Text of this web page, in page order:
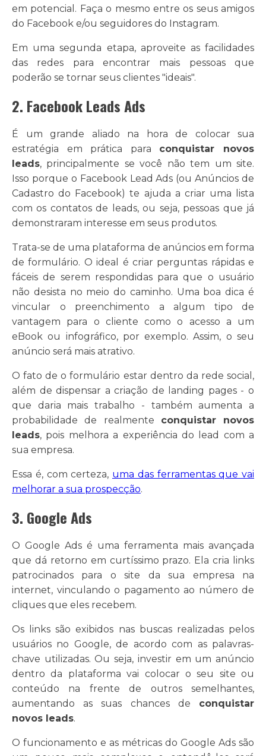
em potencial. Faça o mesmo entre os seus amigos
do Facebook e/ou seguidores do Instagram.
Em uma segunda etapa, aproveite as facilidades
das redes para encontrar mais pessoas que
poderão se tornar seus clientes "ideais".
2. Facebook Leads Ads
É um grande aliado na hora de colocar sua
estratégia em prática para conquistar novos
leads, principalmente se você não tem um site.
Isso porque o Facebook Lead Ads (ou Anúncios de
Cadastro do Facebook) te ajuda a criar uma lista
com os contatos de leads, ou seja, pessoas que já
demonstraram interesse em seus produtos.
Trata-se de uma plataforma de anúncios em forma
de formulário. O ideal é criar perguntas rápidas e
fáceis de serem respondidas para que o usuário
não desista no meio do caminho. Uma boa dica é
vincular o preenchimento a algum tipo de
vantagem para o cliente como o acesso a um
eBook ou infográfico, por exemplo. Assim, o seu
anúncio será mais atrativo.
O fato de o formulário estar dentro da rede social,
além de dispensar a criação de landing pages - o
que daria mais trabalho - também aumenta a
probabilidade de realmente conquistar novos
leads, pois melhora a experiência do lead com a
sua empresa.
Essa é, com certeza, uma das ferramentas que vai
melhorar a sua prospecção.
3. Google Ads
O Google Ads é uma ferramenta mais avançada
que dá retorno em curtíssimo prazo. Ela cria links
patrocinados para o site da sua empresa na
internet, vinculando o pagamento ao número de
cliques que eles recebem.
Os links são exibidos nas buscas realizadas pelos
usuários no Google, de acordo com as palavras-
chave utilizadas. Ou seja, investir em um anúncio
dentro da plataforma vai colocar o seu site ou
conteúdo na frente de outros semelhantes,
aumentando as suas chances de conquistar
novos leads.
O funcionamento e as métricas do Google Ads são